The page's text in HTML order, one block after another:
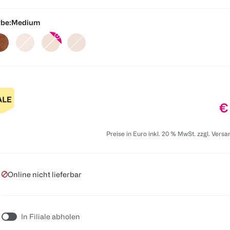
Medium
€
Preise in Euro inkl. 20 % MwSt. zzgl.
Online nicht lieferbar
In Filiale abholen